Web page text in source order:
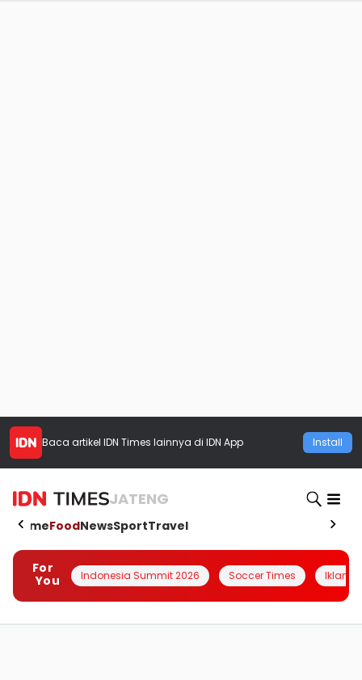
Baca artikel IDN Times lainnya di IDN App Install
JATENG
HomeFoodNewsSportTravel
For
You
Indonesia Summit 2026 Soccer Times Iklanin